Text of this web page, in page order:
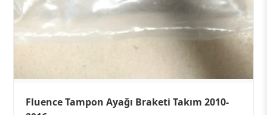
Fluence Tampon Ayağı Braketi Takım 2010-